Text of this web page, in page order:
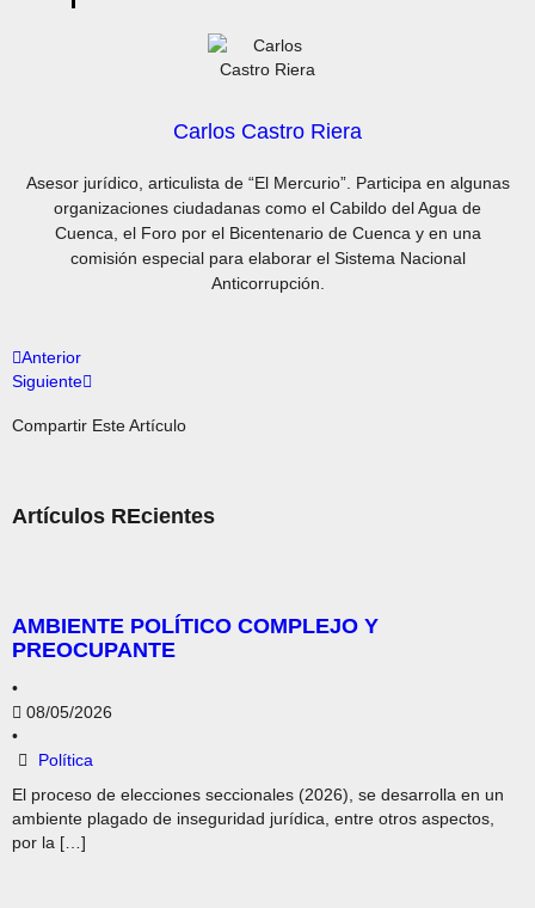
Carlos Castro Riera
Asesor jurídico, articulista de “El Mercurio”. Participa en algunas
organizaciones ciudadanas como el Cabildo del Agua de
Cuenca, el Foro por el Bicentenario de Cuenca y en una
comisión especial para elaborar el Sistema Nacional
Anticorrupción.
Anterior
Siguiente
Compartir Este Artículo
Artículos REcientes
AMBIENTE POLÍTICO COMPLEJO Y
PREOCUPANTE
•
08/05/2026
•
Política
El proceso de elecciones seccionales (2026), se desarrolla en un
ambiente plagado de inseguridad jurídica, entre otros aspectos,
por la […]